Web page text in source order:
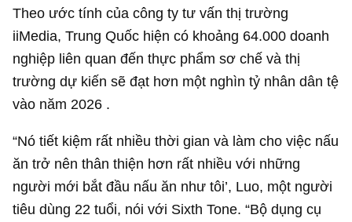
Theo ước tính của công ty tư vấn thị trường
iiMedia, Trung Quốc hiện có khoảng 64.000 doanh
nghiệp liên quan đến thực phẩm sơ chế và thị
trường dự kiến ​​sẽ đạt hơn một nghìn tỷ nhân dân tệ
vào năm 2026 .
“Nó tiết kiệm rất nhiều thời gian và làm cho việc nấu
ăn trở nên thân thiện hơn rất nhiều với những
người mới bắt đầu nấu ăn như tôi’, Luo, một người
tiêu dùng 22 tuổi, nói với Sixth Tone. “Bộ dụng cụ